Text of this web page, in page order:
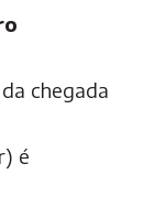
chegada
é